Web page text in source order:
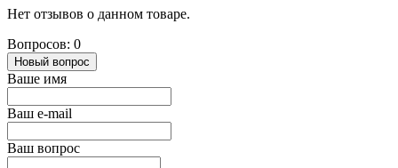
Нет отзывов о данном товаре.
Вопросов: 0
Новый вопрос
Ваше имя
Ваш e-mail
Ваш вопрос